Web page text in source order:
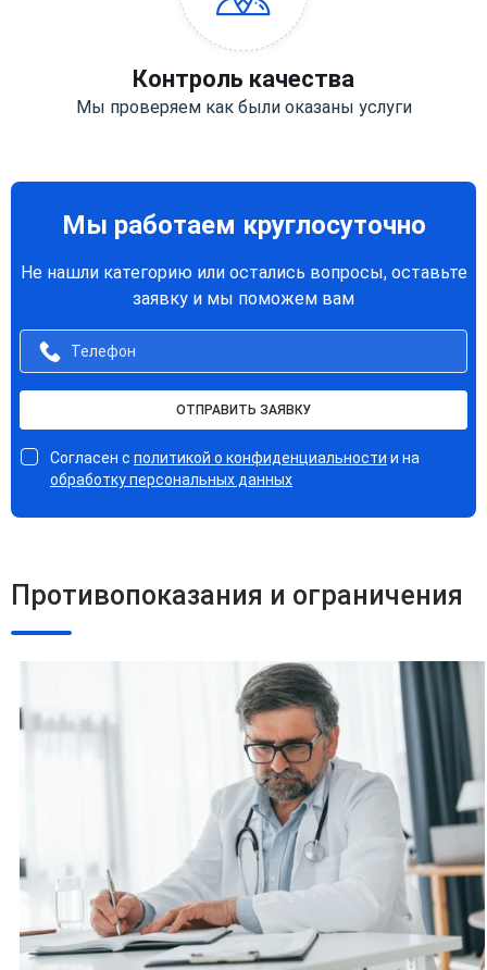
Контроль качества
Мы проверяем как были оказаны услуги
Мы работаем круглосуточно
Не нашли категорию или остались вопросы, оставьте
заявку и мы поможем вам
ОТПРАВИТЬ ЗАЯВКУ
Согласен с политикой о конфиденциальности и на
обработку персональных данных
Противопоказания и ограничения